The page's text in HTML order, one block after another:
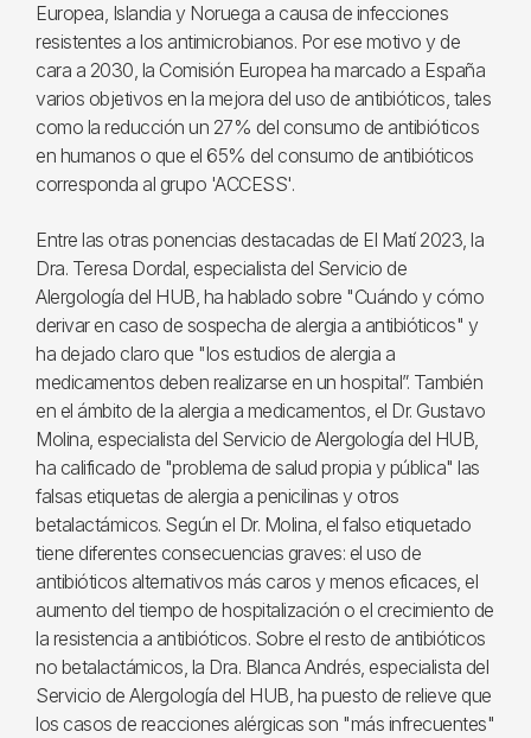
Europea, Islandia y Noruega a causa de infecciones
resistentes a los antimicrobianos. Por ese motivo y de
cara a 2030, la Comisión Europea ha marcado a España
varios objetivos en la mejora del uso de antibióticos, tales
como la reducción un 27% del consumo de antibióticos
en humanos o que el 65% del consumo de antibióticos
corresponda al grupo 'ACCESS'.
Entre las otras ponencias destacadas de El Matí 2023, la
Dra. Teresa Dordal, especialista del Servicio de
Alergología del HUB, ha hablado sobre "Cuándo y cómo
derivar en caso de sospecha de alergia a antibióticos" y
ha dejado claro que "los estudios de alergia a
medicamentos deben realizarse en un hospital”. También
en el ámbito de la alergia a medicamentos, el Dr. Gustavo
Molina, especialista del Servicio de Alergología del HUB,
ha calificado de "problema de salud propia y pública" las
falsas etiquetas de alergia a penicilinas y otros
betalactámicos. Según el Dr. Molina, el falso etiquetado
tiene diferentes consecuencias graves: el uso de
antibióticos alternativos más caros y menos eficaces, el
aumento del tiempo de hospitalización o el crecimiento de
la resistencia a antibióticos. Sobre el resto de antibióticos
no betalactámicos, la Dra. Blanca Andrés, especialista del
Servicio de Alergología del HUB, ha puesto de relieve que
los casos de reacciones alérgicas son "más infrecuentes"